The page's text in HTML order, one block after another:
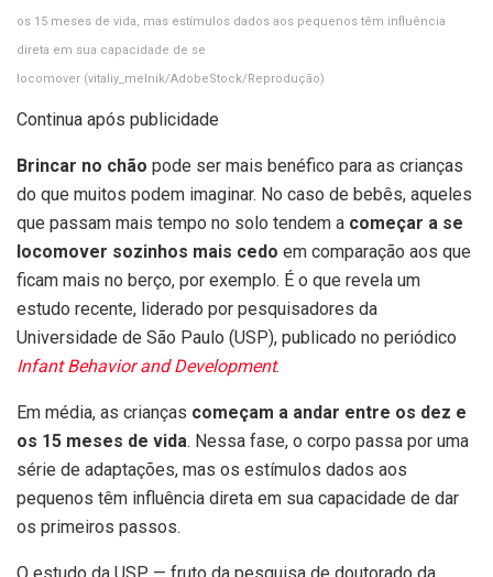
os 15 meses de vida, mas estímulos dados aos pequenos têm influência
direta em sua capacidade de se
locomover (vitaliy_melnik/AdobeStock/Reprodução)
Continua após publicidade
Brincar no chão pode ser mais benéfico para as crianças
do que muitos podem imaginar. No caso de bebês, aqueles
que passam mais tempo no solo tendem a começar a se
locomover sozinhos mais cedo em comparação aos que
ficam mais no berço, por exemplo. É o que revela um
estudo recente, liderado por pesquisadores da
Universidade de São Paulo (USP), publicado no periódico
Infant Behavior and Development.
Em média, as crianças começam a andar entre os dez e
os 15 meses de vida. Nessa fase, o corpo passa por uma
série de adaptações, mas os estímulos dados aos
pequenos têm influência direta em sua capacidade de dar
os primeiros passos.